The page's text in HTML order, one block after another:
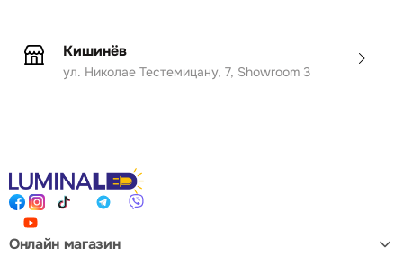
Кишинёв
ул. Николае Тестемицану, 7, Showroom 3
Онлайн магазин